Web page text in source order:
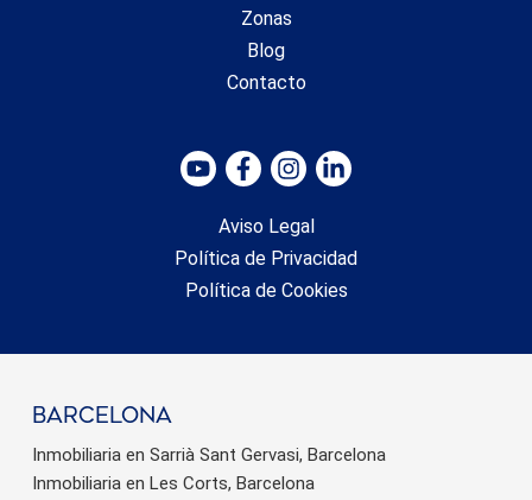
Zonas
Blog
Contacto
Aviso Legal
Política de Privacidad
Política de Cookies
barcelona
Inmobiliaria en Sarrià Sant Gervasi, Barcelona
Inmobiliaria en Les Corts, Barcelona